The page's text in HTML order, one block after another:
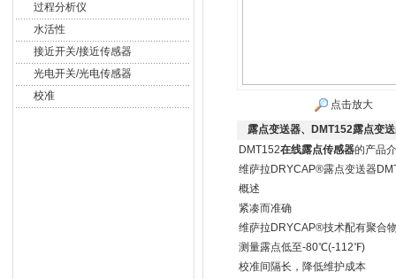
过程分析仪
水活性
接近开关/接近传感器
光电开关/光电传感器
校准
点击放大
露点变送器、DMT152露点变送
DMT152在线露点传感器的产品
维萨拉DRYCAP®露点变送器
概述
紧凑而准确
维萨拉DRYCAP®技术配有聚合
测量露点低至-80℃(-112℉)
校准间隔长，降低维护成本